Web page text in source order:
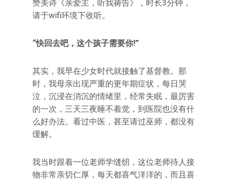
赞美诗《亲爱主，听我祷告》，时长3分钟，
请于wifi环境下收听。
“快回去吧，这个孩子需要你!”
其实，我早在少女时代就接触了基督教。那
时，我母亲出现严重的更年期症状，每日哭
泣，沉浸在消沉的情绪里，经常失眠，最厉害
的一次，三天三夜睡不着觉，到医院也没有什
么好办法。看过中医，甚至请过巫师，都没有
缓解。
我当时跟着一位老师学缝纫，这位老师待人接
物非常亲切仁厚，每天都喜气洋洋的，而且喜